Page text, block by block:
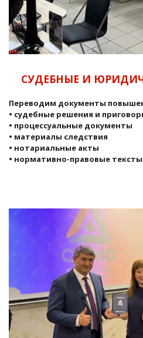
СУДЕБНЫЕ И
Переводим документы
• судебные решения и
• процессуальные документы
• материалы следствия
• нотариальные акты
• нормативно-правовые тексты